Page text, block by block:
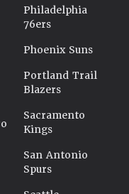
Philadelphia
76ers
Phoenix Suns
Portland Trail
Blazers
Sacramento
Kings
San Antonio
Spurs